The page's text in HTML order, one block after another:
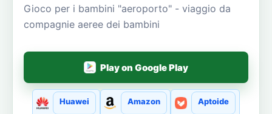
Gioco per i bambini "aeroporto" - viaggio da
compagnie aeree dei bambini
Play on Google Play
Huawei Amazon Aptoide